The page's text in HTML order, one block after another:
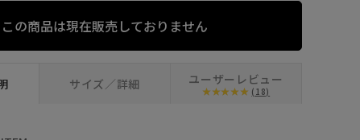
この商品は現在販売しておりません
サイズ／詳細 ユーザーレビュー
(18)